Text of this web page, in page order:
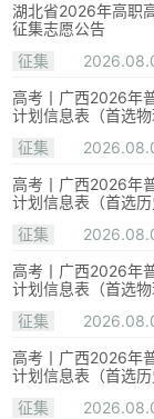
湖北省2026年高职
征集志愿公告
征集
高考丨广西2026年
计划信息表（首选物
征集
高考丨广西2026年
计划信息表（首选历
征集
高考丨广西2026年
计划信息表（首选物
征集
高考丨广西2026年
计划信息表（首选历
征集